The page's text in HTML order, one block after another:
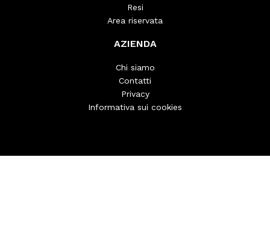
Resi
Area riservata
AZIENDA
Chi siamo
Contatti
Privacy
Informativa sui cookies